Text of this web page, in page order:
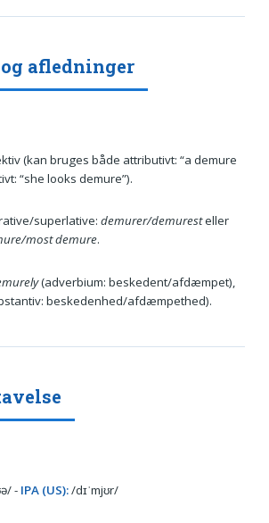
afledninger
(kan bruges både attributivt: “a demure
“she looks demure”).
superlative: demurer/demuresteller
most demure.
(adverbium: beskedent/afdæmpet),
beskedenhed/afdæmpethed).
- IPA (US):/dɪˈmjʊr/